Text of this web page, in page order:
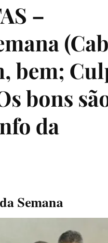
–
bem;
bons
da
Semana